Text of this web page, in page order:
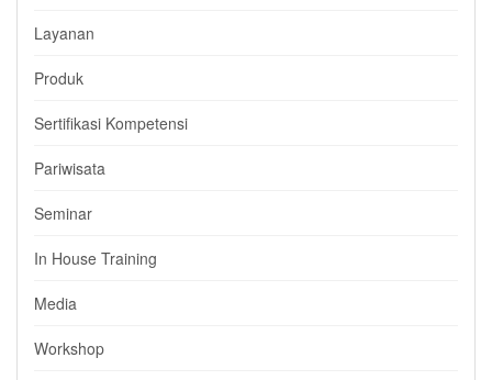
Layanan
Produk
Sertifikasi Kompetensi
Pariwisata
Seminar
In House Training
Media
Workshop